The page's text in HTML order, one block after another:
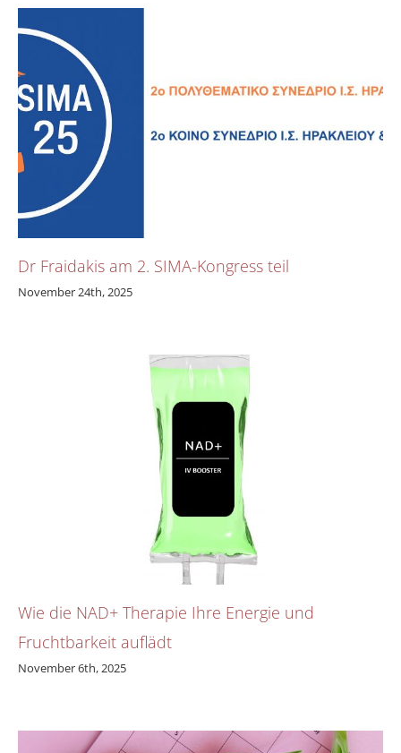
Dr Fraidakis am 2. SIMA-Kongress teil
November 24th, 2025
Wie die NAD+ Therapie Ihre Energie und
Fruchtbarkeit auflädt
November 6th, 2025